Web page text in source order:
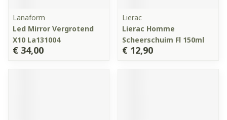
Lanaform
Led Mirror Vergrotend
X10 La131004
€ 34,00
Lierac
Lierac Homme
Scheerschuim Fl 150ml
€ 12,90